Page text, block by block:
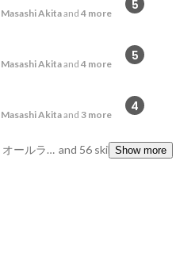
5
Masashi Akitaand 4 more
5
Masashi Akitaand 4 more
4
Masashi Akitaand 3 more
webマーケティング, 広報, オールラウンダー and 56 skillsShow more